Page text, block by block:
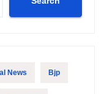
News Bjp